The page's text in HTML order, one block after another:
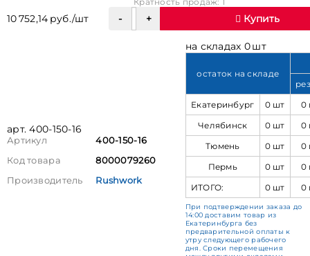
10 752,14 руб./шт Купить
арт. 400-150-16
Артикул
400-150-16
Код товара
8000079260
Производитель
Rushwork
на складах 0 шт
остаток на складе
Екатеринбург
0 шт
0
Челябинск
0 шт
0
Тюмень
0 шт
0
Пермь
0 шт
0
ИТОГО:
0 шт 0
При подтверждении заказа до
14:00 доставим товар из
Екатеринбурга без
предварительной оплаты к
утру следующего рабочего
дня. Сроки перемещения